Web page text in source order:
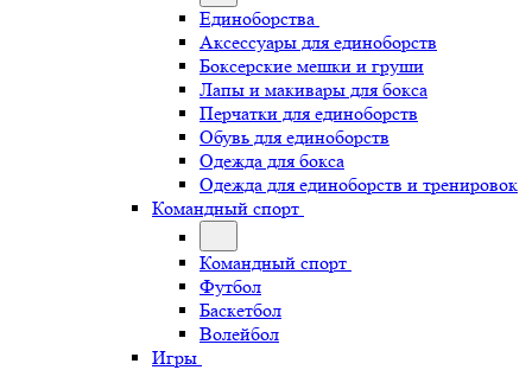
Единоборства
Аксессуары для единоборств
Боксерские мешки и груши
Лапы и макивары для бокса
Перчатки для единоборств
Обувь для единоборств
Одежда для бокса
Одежда для единоборств и тренировок
Командный спорт
Командный спорт
Футбол
Баскетбол
Волейбол
Игры